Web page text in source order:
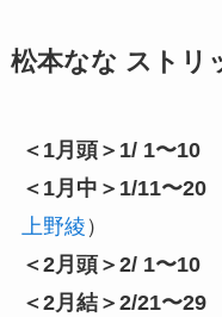
松本なな ストリ
＜1月頭＞1/ 1〜10
＜1月中＞1/11〜20
上野綾 ）
＜2月頭＞2/ 1〜10
＜2月結＞2/21〜29